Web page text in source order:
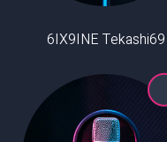
6IX9INE Tekashi69